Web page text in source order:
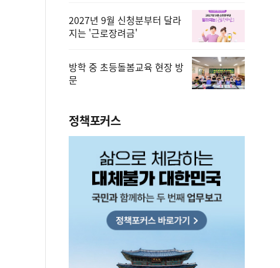
2027년 9월 신청분부터 달라
지는 '근로장려금'
방학 중 초등돌봄교육 현장 방
문
정책포커스